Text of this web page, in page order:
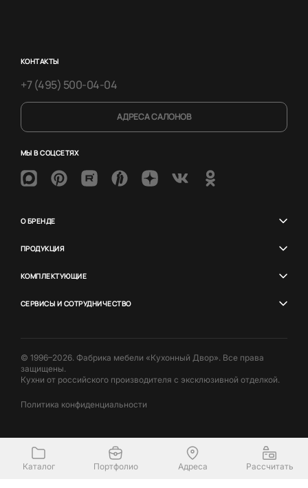
КОНТАКТЫ
+7 (495) 500-04-04
АДРЕСА САЛОНОВ
МЫ В СОЦСЕТЯХ
О БРЕНДЕ
ПРОДУКЦИЯ
КОМПЛЕКТУЮЩИЕ
СЕРВИСЫ И СОТРУДНИЧЕСТВО
© 1996–2026. Фабрика мебели «Кухонный Двор». Все права
защищены.
Кухни от российского производителя с эксклюзивной отделкой.
Политика конфиденциальности
Каталог Портфолио Адреса Рассчитать